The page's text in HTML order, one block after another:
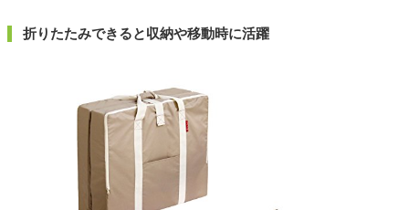
折りたたみできると収納や移動時に活躍